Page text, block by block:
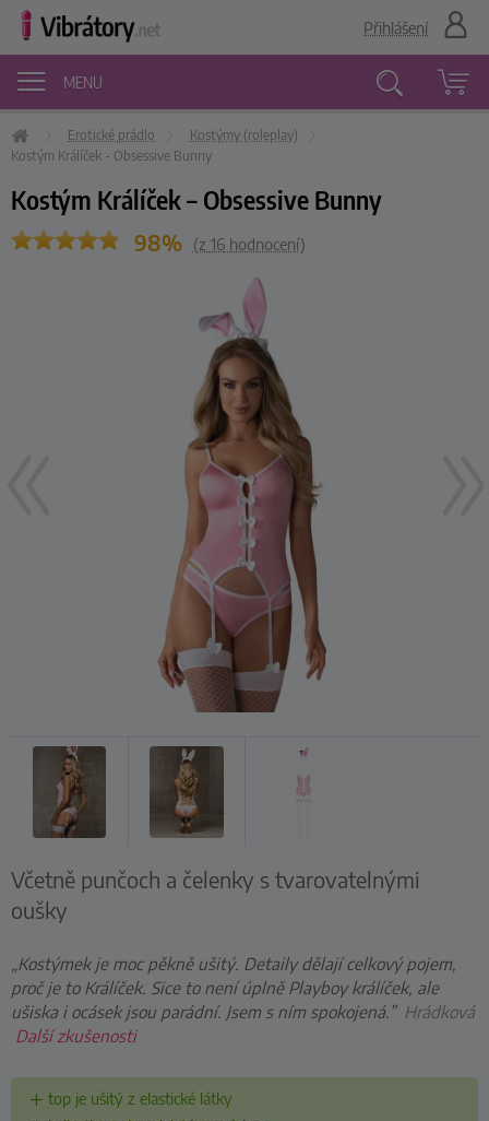
MENU
Přihlášení
Erotické prádlo
Kostýmy (roleplay)
Kostým Králíček - Obsessive Bunny
Kostým Králíček – Obsessive Bunny
98% (z 16hodnocení)
Včetně punčoch a čelenky s tvarovatelnými
oušky
„Kostýmek je moc pěkně ušitý. Detaily dělají celkový pojem,
proč je to Králíček. Sice to není úplně Playboy králíček, ale
ušiska i ocásek jsou parádní. Jsem s ním spokojená.” Hrádková
Další zkušenosti
top je ušitý z elastické látky